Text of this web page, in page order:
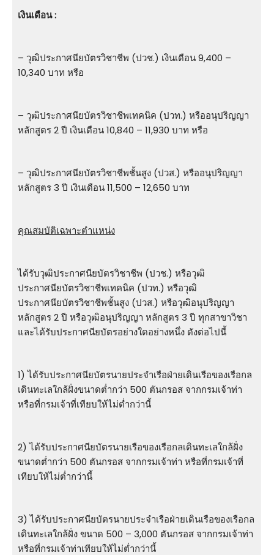
เงินเดือน :
– วุฒิประกาศนียบัตรวิชาชีพ (ปวช.) เงินเดือน 9,400 –
10,340 บาท หรือ
– วุฒิประกาศนียบัตรวิชาชีพเทคนิค (ปวท.) หรืออนุปริญญา
หลักสูตร 2 ปี เงินเดือน 10,840 – 11,930 บาท หรือ
– วุฒิประกาศนียบัตรวิชาชีพชั้นสูง (ปวส.) หรืออนุปริญญา
หลักสูตร 3 ปี เงินเดือน 11,500 – 12,650 บาท
คุณสมบัติเฉพาะตำแหน่ง
ได้รับวุฒิประกาศนียบัตรวิชาชีพ (ปวช.) หรือวุฒิ
ประกาศนียบัตรวิชาชีพเทคนิค (ปวท.) หรือวุฒิ
ประกาศนียบัตรวิชาชีพชั้นสูง (ปวส.) หรือวุฒิอนุปริญญา
หลักสูตร 2 ปี หรือวุฒิอนุปริญญา หลักสูตร 3 ปี ทุกสาขาวิชา
และได้รับประกาศนียบัตรอย่างใดอย่างหนึ่ง ดังต่อไปนี้
1) ได้รับประกาศนียบัตรนายประจำเรือฝ่ายเดินเรือของเรือกล
เดินทะเลใกล้ฝั่งขนาดต่ำกว่า 500 ตันกรอส จากกรมเจ้าท่า
หรือที่กรมเจ้าที่เทียบให้ไม่ต่ำกว่านี้
2) ได้รับประกาศนียบัตรนายเรือของเรือกลเดินทะเลใกล้ฝั่ง
ขนาดต่ำกว่า 500 ตันกรอส จากกรมเจ้าท่า หรือที่กรมเจ้าที่
เทียบให้ไม่ต่ำกว่านี้
3) ได้รับประกาศนียบัตรนายประจำเรือฝ่ายเดินเรือของเรือกล
เดินทะเลใกล้ฝั่ง ขนาด 500 – 3,000 ตันกรอส จากกรมเจ้าท่า
หรือที่กรมเจ้าท่าเทียบให้ไม่ต่ำกว่านี้